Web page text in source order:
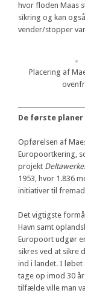
hvor floden Maas
sikring og kan
vender/stopper
Placering af
De første
Opførelsen af
Europoortkering,
projekt
1953, hvor 1.836
initiativer til
Det vigtigste
Havn samt
Europoort udgør
sikres ved at sikre
ind i landet. I løbet
tage op imod 30
tilfælde ville man